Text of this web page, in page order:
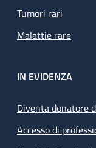
Tumori rari
Malattie rare
IN EVIDENZA
Diventa donatore
Accesso di